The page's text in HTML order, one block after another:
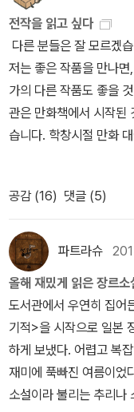
해야 하는 일을 주로 했
추진 건으로 급한 통화
등 통화해야 할 사람들
간은 대부분 5분을 넘겼
전화 업무를 통해 해결
진 않았지만, 퇴근 시간
엄청난 서류 작업이 마
있으니 마음이 아주 불
어제보다 훨씬 더 증상이
일으켜 친구가 보내준
했다. 노래는 아직 귀에
소리는 참 좋다! 왠지 저
다.노트북을 켜고 급한
줄어서 다행이긴 한데,
러면 또 아픈거 아닌가
대로였고, 손을 대기만
끝나면 몰려들 그 어마
전작을 읽고 싶다
다른 분들은 잘 모르겠
저는 좋은 작품을 만나
가의 다른 작품도 좋을
관은 만화책에서 시작된
습니다. 학창시절 만화
아실 겁니다. 항상 재미
작품은 대부분 좋다.' 라
있지만요. 그래서인지
독의 작품을 위주로 선택
고, 주성치의 영화를 모
저히 봐줄 수 없는 영화
다. 영화 <스윙걸즈>를
화와 드라마를 섭렵하기
주리의 팬입니다. 정말
영화를 저자나 감독, 혹
론, 작품을 기준으로 본
공감 (16) 댓글 (5)
파트라슈
올해 재밌게 읽은 장르소
도서관에서 우연히 집어
기적>을 시작으로 일본
하게 보냈다. 어렵고 복
재미에 푹빠진 여름이었
소설이라 불리는 추리나